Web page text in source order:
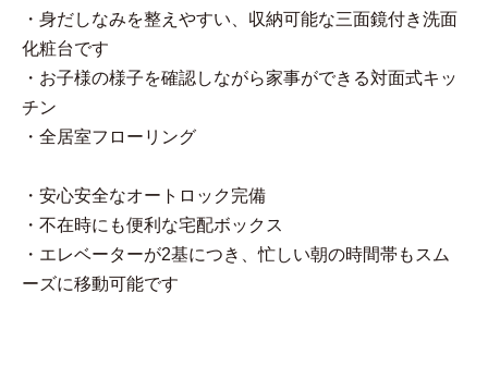
・身だしなみを整えやすい、収納可能な三面鏡付き洗面
化粧台です
・お子様の様子を確認しながら家事ができる対面式キッ
チン
・全居室フローリング
・安心安全なオートロック完備
・不在時にも便利な宅配ボックス
・エレベーターが2基につき、忙しい朝の時間帯もスム
ーズに移動可能です